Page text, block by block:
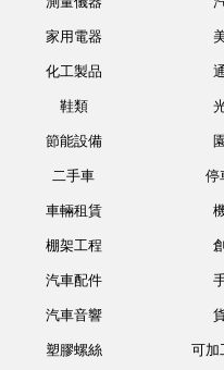
家用電器
化工製品
鞋類
節能設備
二手車 停
車輛租賃
棚架工程
汽車配件
汽車音響
塑膠螺絲 可加